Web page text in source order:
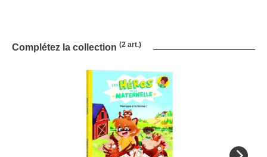
Complétez la collection (2 art.)